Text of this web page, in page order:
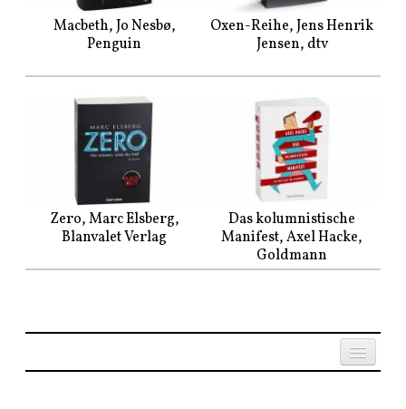
Macbeth, Jo Nesbø,
Penguin
Oxen-Reihe, Jens Henrik
Jensen, dtv
Zero, Marc Elsberg,
Blanvalet Verlag
Das kolumnistische
Manifest, Axel Hacke,
Goldmann